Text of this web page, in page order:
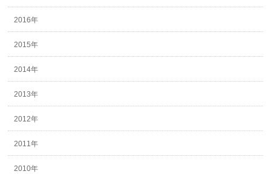
2016年
2015年
2014年
2013年
2012年
2011年
2010年